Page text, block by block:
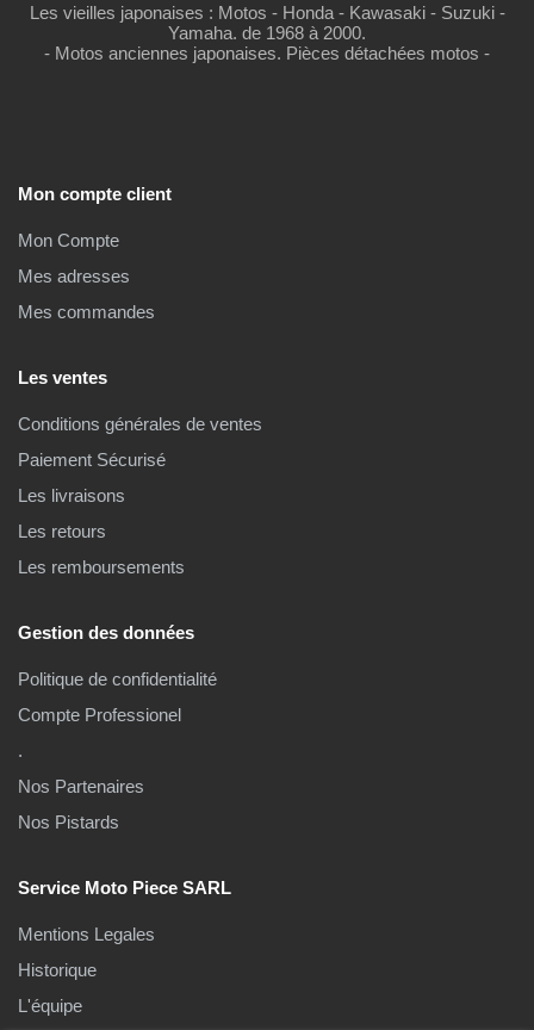
Les vieilles japonaises : Motos - Honda - Kawasaki - Suzuki -
Yamaha. de 1968 à 2000.
- Motos anciennes japonaises. Pièces détachées motos -
Mon compte client
Mon Compte
Mes adresses
Mes commandes
Les ventes
Conditions générales de ventes
Paiement Sécurisé
Les livraisons
Les retours
Les remboursements
Gestion des données
Politique de confidentialité
Compte Professionel
.
Nos Partenaires
Nos Pistards
Service Moto Piece SARL
Mentions Legales
Historique
L'équipe